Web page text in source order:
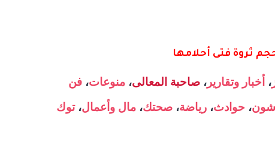
ثروة فتى أحلامها
، أخبار وتقارير ، صاحبة المعالى، منوعات، فن
، حوادث، رياضة، صحتك، مال وأعمال،توك